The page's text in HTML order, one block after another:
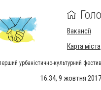
Вакансії
Карта міста
урбаністично-культурний
16:34, 9 жовтня